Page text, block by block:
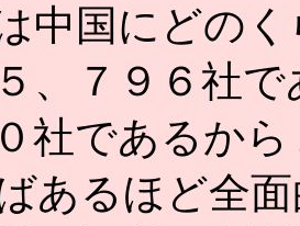
中国にどの
、７９６社
社であるか
あるほど全